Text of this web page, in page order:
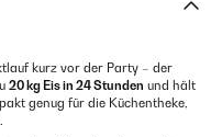
kurz vor der Party – der
20 kg Eis in 24 Stunden und hält
genug für die Küchentheke,